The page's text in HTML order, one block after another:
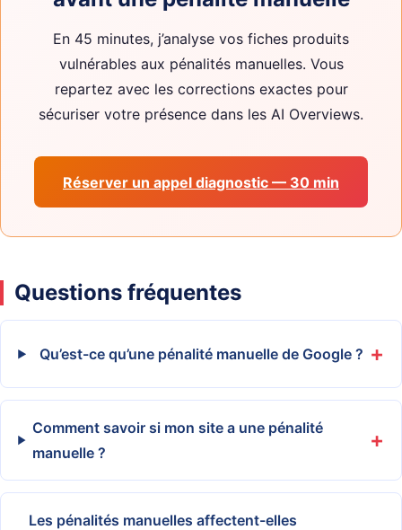
En 45 minutes, j’analyse vos fiches produits
vulnérables aux pénalités manuelles. Vous
repartez avec les corrections exactes pour
sécuriser votre présence dans les AI Overviews.
Réserver un appel diagnostic — 30 min
Questions fréquentes
Qu’est-ce qu’une pénalité manuelle de Google ?
Comment savoir si mon site a une pénalité
manuelle ?
Les pénalités manuelles affectent-elles